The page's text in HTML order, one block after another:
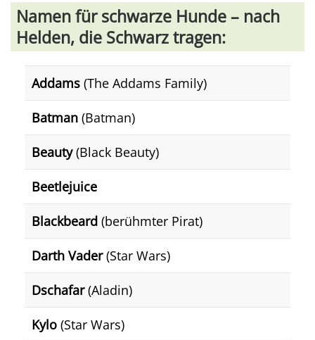
Namen für schwarze Hunde – nach
Helden, die Schwarz tragen:
Addams (The Addams Family)
Batman (Batman)
Beauty(Black Beauty)
Beetlejuice
Blackbeard (berühmter Pirat)
Darth Vader(Star Wars)
Dschafar(Aladin)
Kylo (Star Wars)